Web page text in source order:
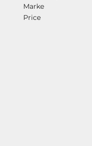
Marke
Price